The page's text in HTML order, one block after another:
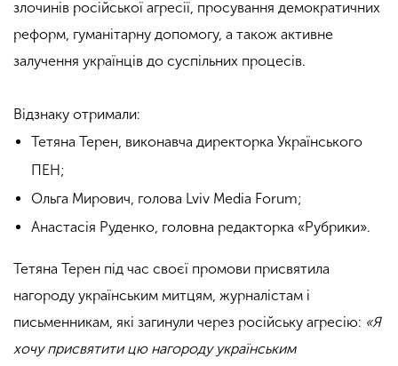
злочинів російської агресії, просування демократичних
реформ, гуманітарну допомогу, а також активне
залучення українців до суспільних процесів.
Відзнаку отримали:
Тетяна Терен, виконавча директорка Українського
ПЕН;
Ольга Мирович, голова Lviv Media Forum;
Анастасія Руденко, головна редакторка «Рубрики».
Тетяна Терен під час своєї промови присвятила
нагороду українським митцям, журналістам і
письменникам, які загинули через російську агресію: «Я
хочу присвятити цю нагороду українським